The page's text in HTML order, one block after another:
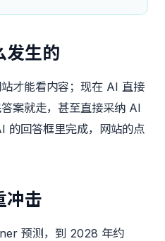
发生的
才能看内容；现在 AI 直接
案就走，甚至直接采纳 AI
的回答框里完成，网站的点
冲击
预测，到 2028 年约